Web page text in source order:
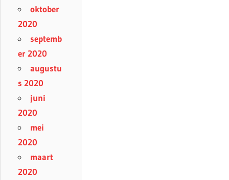
oktober
2020
septemb
er 2020
augustu
s 2020
juni
2020
mei
2020
maart
2020